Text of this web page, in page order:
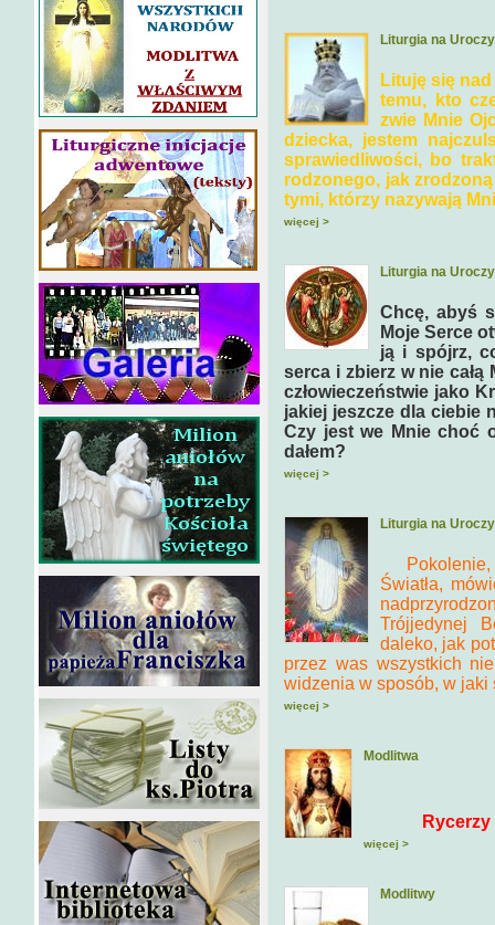
Liturgia na
Lituję się
temu, kto
zwie Mnie
dziecka, jestem
sprawiedliwości, bo
rodzonego, jak
tymi, którzy nazywają
więcej >
Liturgia na
Chcę, abyś
Moje Serce
ją i spójrz,
serca i zbierz w nie całą
człowieczeństwie jako
jakiej jeszcze dla ciebie
Czy jest we Mnie choć
dałem?
więcej >
Liturgia na
Światła,
Trójjedynej
daleko, jak
przez was wszystkich
widzenia w sposób, w jaki
więcej >
Modlitwa
więcej >
Modlitwy